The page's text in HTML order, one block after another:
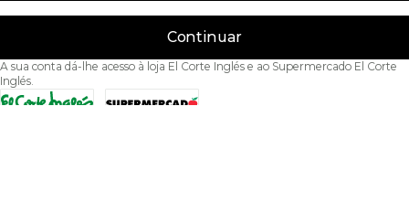
Continuar
A sua conta dá-lhe acesso à loja El Corte Inglés e ao Supermercado El Corte
Inglés.